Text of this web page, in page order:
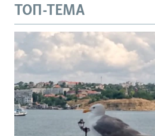
ТОП-ТЕМА